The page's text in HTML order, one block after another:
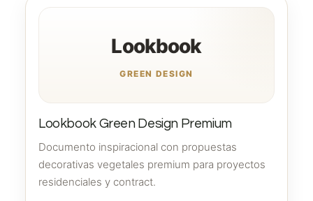
Lookbook
GREEN DESIGN
Lookbook Green Design Premium
Documento inspiracional con propuestas
decorativas vegetales premium para proyectos
residenciales y contract.